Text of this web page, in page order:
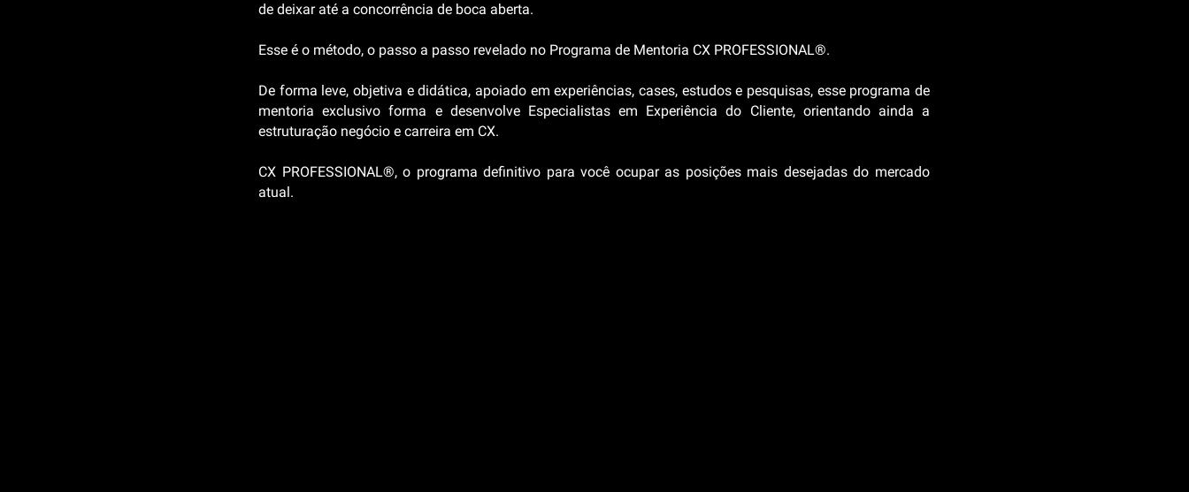
de deixar até a concorrência de boca aberta.
Esse é o método, o passo a passo revelado no Programa de Mentoria CX PROFESSIONAL®.
De forma leve, objetiva e didática, apoiado em experiências, cases, estudos e pesquisas, esse programa de
mentoria exclusivo forma e desenvolve Especialistas em Experiência do Cliente, orientando ainda a
estruturação negócio e carreira em CX.
CX PROFESSIONAL®, o programa definitivo para você ocupar as posições mais desejadas do mercado
atual.